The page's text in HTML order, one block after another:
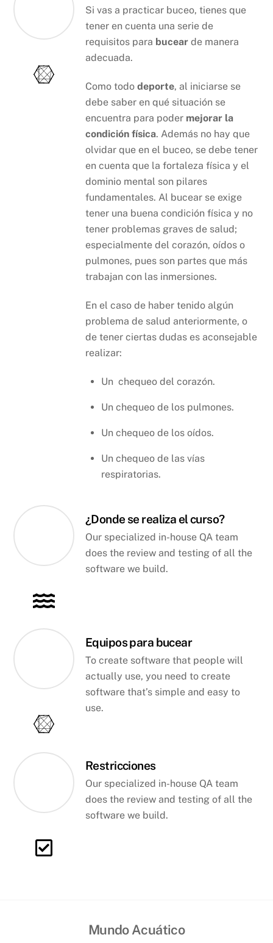
Si vas a practicar buceo, tienes que
tener en cuenta una serie de
requisitos para bucear de manera
adecuada.
Como todo deporte, al iniciarse se
debe saber en qué situación se
encuentra para poder mejorar la
condición física. Además no hay que
olvidar que en el buceo, se debe tener
en cuenta que la fortaleza física y el
dominio mental son pilares
fundamentales. Al bucear se exige
tener una buena condición física y no
tener problemas graves de salud;
especialmente del corazón, oídos o
pulmones, pues son partes que más
trabajan con las inmersiones.
En el caso de haber tenido algún
problema de salud anteriormente, o
de tener ciertas dudas es aconsejable
realizar:
Un chequeo del corazón.
Un chequeo de los pulmones.
Un chequeo de los oídos.
Un chequeo de las vías
respiratorias.
¿Donde se realiza el curso?
Our specialized in-house QA team
does the review and testing of all the
software we build.
Equipos para bucear
To create software that people will
actually use, you need to create
software that’s simple and easy to
use.
Restricciones
Our specialized in-house QA team
does the review and testing of all the
software we build.
Mundo Acuático